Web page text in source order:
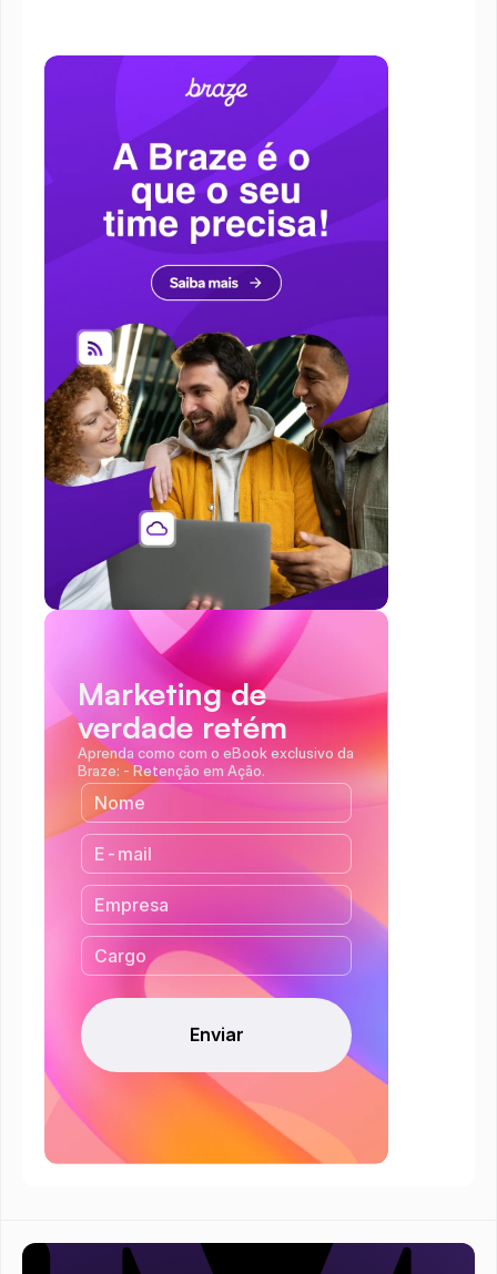
Marketing de
verdade retém
Aprenda como com o eBook exclusivo da
Braze: - Retenção em Ação.